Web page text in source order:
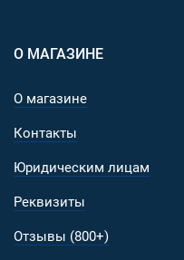
О МАГАЗИНЕ
О магазине
Контакты
Юридическим лицам
Реквизиты
Отзывы (800+)